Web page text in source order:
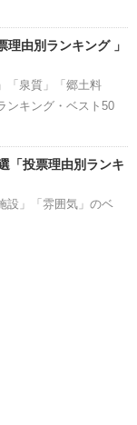
由別ランキング 」
「泉質」「郷土料
ンキング・ベスト50
「投票理由別ランキ
設」「雰囲気」のベ